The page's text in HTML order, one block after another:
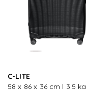
C-LITE
58 x 86 x 36 cm | 3.5 kg